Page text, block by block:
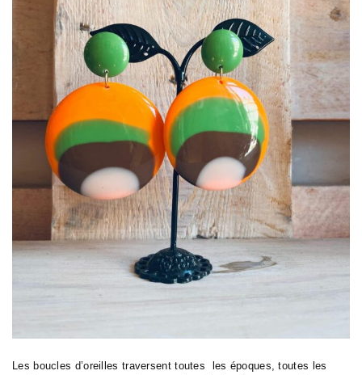
Les boucles d’oreilles traversent toutes les époques, toutes les